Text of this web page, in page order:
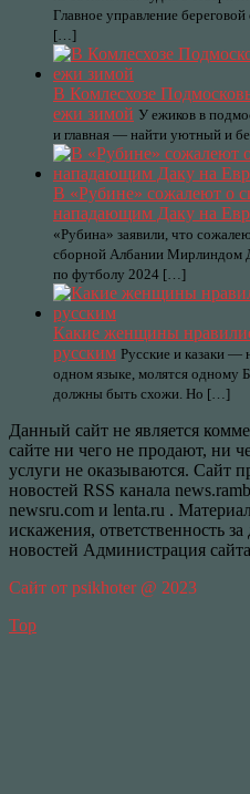
Главное управление
[…]
В Комлесхозе
ежи зимой У ежиков в
и главная — найти уютный и
В «Рубине» сожалеют о
нападающим Даку на
«Рубина» заявили, что
сборной Албании Мирлиндом
по футболу 2024 […]
Какие женщины
русским Русские и казаки —
одном языке, молятся одному
должны быть схожи. Но […]
Данный сайт не является
сайте ни чего не продают, ни
услуги не оказываются. Сайт
новостей RSS канала
newsru.com и lenta.ru .
искажения, ответственность
новостей Администрация
Сайт от psikhoter @ 2023
Top